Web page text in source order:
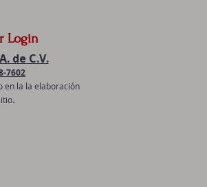
Login
de C.V.
7602
en la la elaboración
.